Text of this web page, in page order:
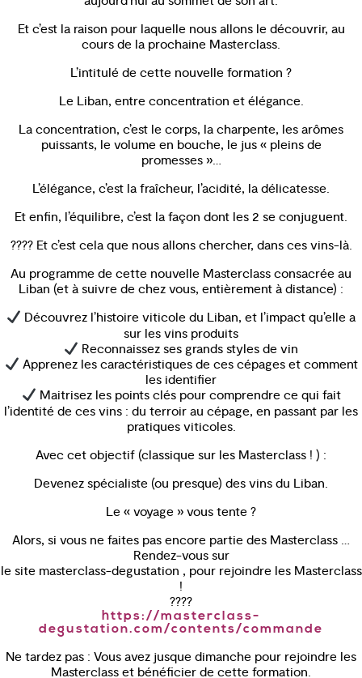
Et c’est la raison pour laquelle nous allons le découvrir, au
cours de la prochaine Masterclass.
L’intitulé de cette nouvelle formation ?
Le Liban, entre concentration et élégance.
La concentration, c’est le corps, la charpente, les arômes
puissants, le volume en bouche, le jus « pleins de
promesses »…
L’élégance, c’est la fraîcheur, l’acidité, la délicatesse.
Et enfin, l’équilibre, c’est la façon dont les 2 se conjuguent.
???? Et c’est cela que nous allons chercher, dans ces vins-là.
Au programme de cette nouvelle Masterclass consacrée au
Liban (et à suivre de chez vous, entièrement à distance) :
Découvrez l’histoire viticole du Liban, et l’impact qu’elle a
sur les vins produits
Reconnaissez ses grands styles de vin
Apprenez les caractéristiques de ces cépages et comment
les identifier
Maitrisez les points clés pour comprendre ce qui fait
l’identité de ces vins : du terroir au cépage, en passant par les
pratiques viticoles.
Avec cet objectif (classique sur les Masterclass ! ) :
Devenez spécialiste (ou presque) des vins du Liban.
Le « voyage » vous tente ?
Alors, si vous ne faites pas encore partie des Masterclass …
Rendez-vous sur
le site masterclass-degustation , pour rejoindre les Masterclass
!
????
https://masterclass-
degustation.com/contents/commande
Ne tardez pas : Vous avez jusque dimanche pour rejoindre les
Masterclass et bénéficier de cette formation.